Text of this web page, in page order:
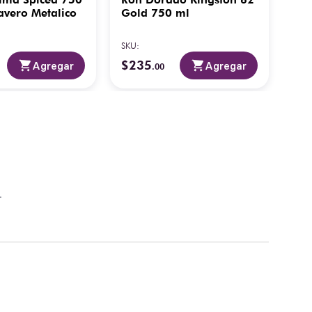
Metalico
Agregar
Gold 750 ml
SKU:
$235.00 Agregar